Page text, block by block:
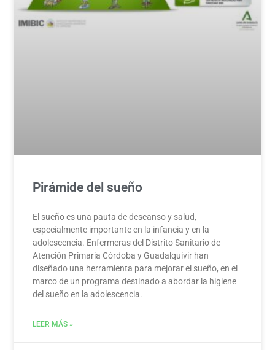
Pirámide del sueño
El sueño es una pauta de descanso y salud,
especialmente importante en la infancia y en la
adolescencia. Enfermeras del Distrito Sanitario de
Atención Primaria Córdoba y Guadalquivir han
diseñado una herramienta para mejorar el sueño, en el
marco de un programa destinado a abordar la higiene
del sueño en la adolescencia.
LEER MÁS »